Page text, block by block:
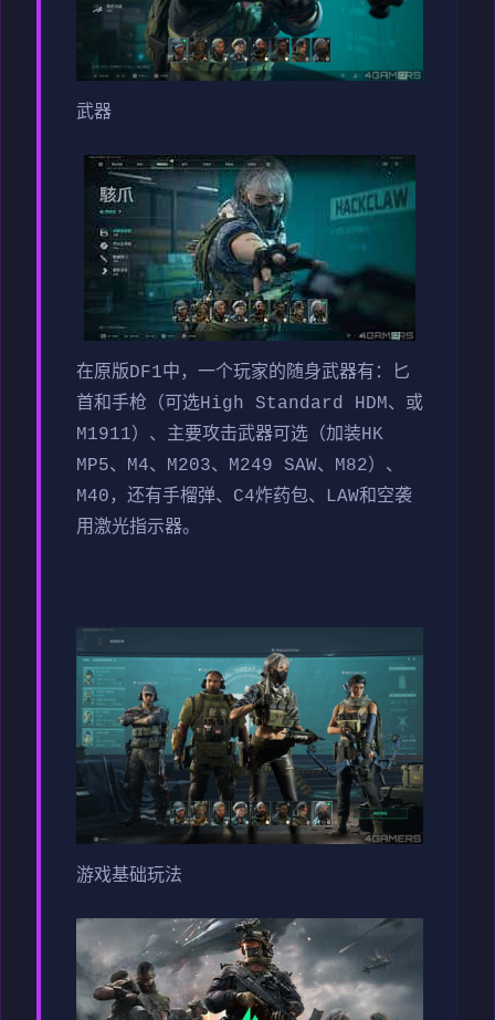
武器
在原版DF1中，一个玩家的随身武器有：匕
首和手枪（可选High Standard HDM、或
M1911）、主要攻击武器可选（加装HK
MP5、M4、M203、M249 SAW、M82）、
M40，还有手榴弹、C4炸药包、LAW和空袭
用激光指示器。
游戏基础玩法